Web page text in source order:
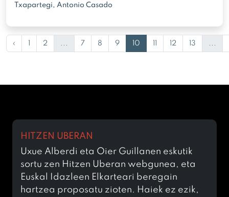
Txapartegi, Antonio Casado
‹ 2 ... 7 8 9 10 12 13 ...
HITZEN UBERAN
Uxue Alberdi eta Oier Guillanen eskutik
sortu zen Hitzen Uberan webgunea, eta
Euskal Idazleen Elkarteari beregain
hartzea proposatu zioten. Haiek ez ezik,